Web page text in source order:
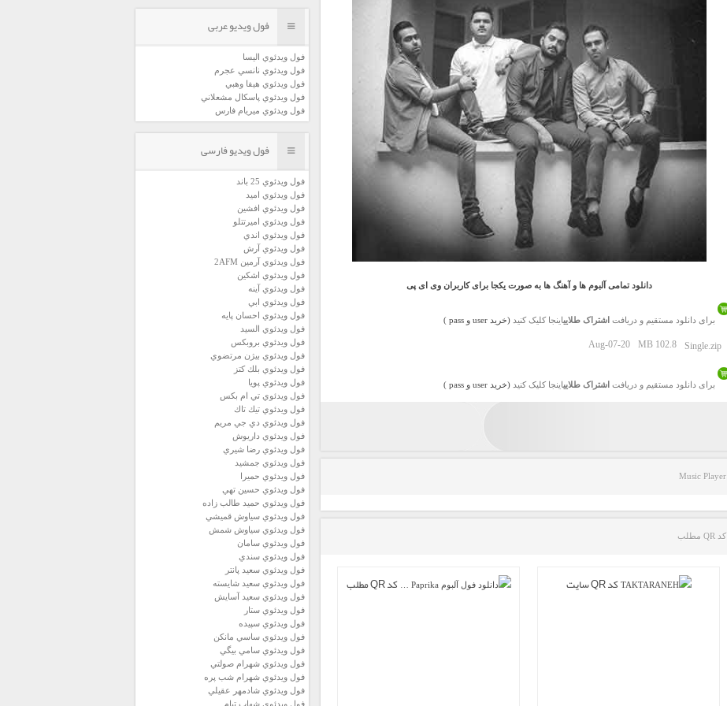
دانلود تمامی آلبوم ها و آهنگ ها به صورت یکجا برای کاربران وی ای پی
برای دانلود مستقیم و دریافت اشتراک طلاییاینجا کلیک کنید (خرید user و pass )
Single.zip
102.8 MB
Aug-07-20
برای دانلود مستقیم و دریافت اشتراک طلاییاینجا کلیک کنید (خرید user و pass )
Music Player
کد QR مطلب
کد QR مطلب کد QR سایت
فول ویدیو عربی
فول ويدئوي اليسا
فول ويدئوي نانسي عجرم
فول ويدئوي هيفا وهبي
فول ويدئوي پاسكال مشعلاني
فول ويدئوي ميريام فارس
فول ویدیو فارسی
فول ويدئوي 25 باند
فول ويدئوي اميد
فول ويدئوي افشين
فول ويدئوي اميرتتلو
فول ويدئوي اندي
فول ويدئوي آرش
فول ويدئوي آرمين 2AFM
فول ويدئوي اشكين
فول ويدئوي آينه
فول ويدئوي ابي
فول ويدئوي احسان پايه
فول ويدئوي السيد
فول ويدئوي بروبكس
فول ويدئوي بيژن مرتضوي
فول ويدئوي بلك كتز
فول ويدئوي پويا
فول ويدئوي تي ام بكس
فول ويدئوي تيك تاك
فول ويدئوي دي جي مريم
فول ويدئوي داريوش
فول ويدئوي رضا شيري
فول ويدئوي جمشيد
فول ويدئوي حميرا
فول ويدئوي حسين تهي
فول ويدئوي حميد طالب زاده
فول ويدئوي سياوش قميشي
فول ويدئوي سياوش شمش
فول ويدئوي سامان
فول ويدئوي سندي
فول ويدئوي سعيد پانتر
فول ويدئوي سعيد شايسته
فول ويدئوي سعيد آسايش
فول ويدئوي ستار
فول ويدئوي سپيده
فول ويدئوي ساسي مانكن
فول ويدئوي سامي بيگي
فول ويدئوي شهرام صولتي
فول ويدئوي شهرام شب پره
فول ويدئوي شادمهر عقيلي
فول ويدئوي شهاب تيام